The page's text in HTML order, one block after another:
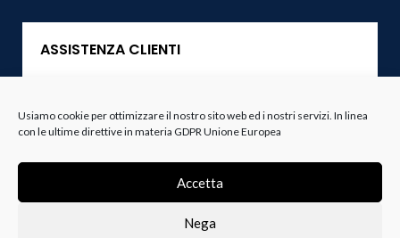
Usiamo cookie per ottimizzare il nostro sito web ed i nostri servizi. In linea
con le ultime direttive in materia GDPR Unione Europea
Accetta
Nega
ASSISTENZA CLIENTI
Spedizioni